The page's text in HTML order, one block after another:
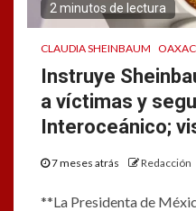
2 minutos de lectura
CLAUDIA SHEINBAUM
Instruye
a víctimas y
Interoceánico;
7 meses atrás Redacción
**La Presidenta de